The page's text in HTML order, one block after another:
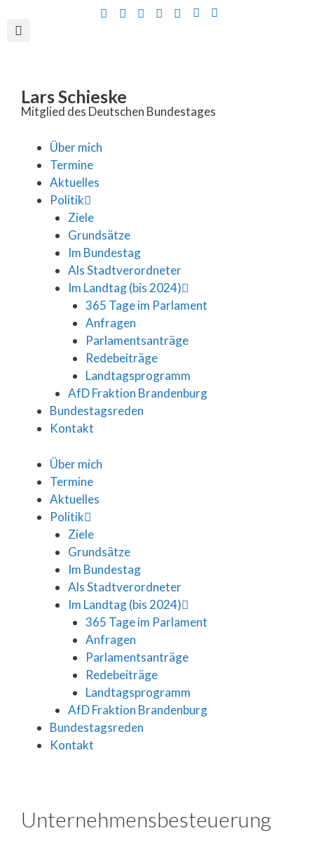
Lars Schieske
Mitglied des Deutschen Bundestages
Über mich
Termine
Aktuelles
Politik
Ziele
Grundsätze
Im Bundestag
Als Stadtverordneter
Im Landtag (bis 2024)
365 Tage im Parlament
Anfragen
Parlamentsanträge
Redebeiträge
Landtagsprogramm
AfD Fraktion Brandenburg
Bundestagsreden
Kontakt
Über mich
Termine
Aktuelles
Politik
Ziele
Grundsätze
Im Bundestag
Als Stadtverordneter
Im Landtag (bis 2024)
365 Tage im Parlament
Anfragen
Parlamentsanträge
Redebeiträge
Landtagsprogramm
AfD Fraktion Brandenburg
Bundestagsreden
Kontakt
Unternehmensbesteuerung